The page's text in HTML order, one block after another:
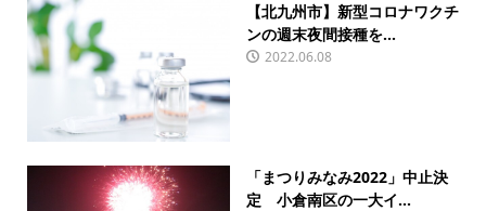
【北九州市】新型コロナワクチ
ンの週末夜間接種を...
2022.06.08
「まつりみなみ2022」中止決
定 小倉南区の一大イ...